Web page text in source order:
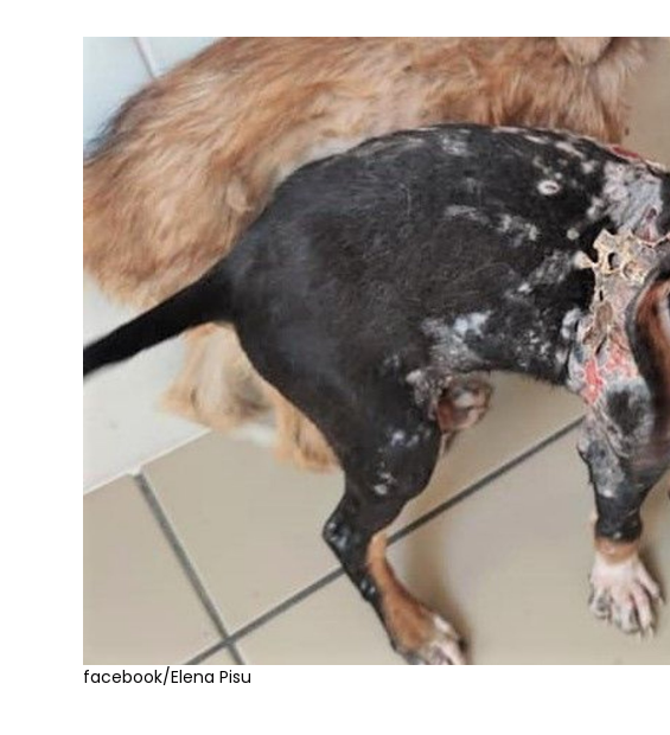
facebook/Elena Pisu